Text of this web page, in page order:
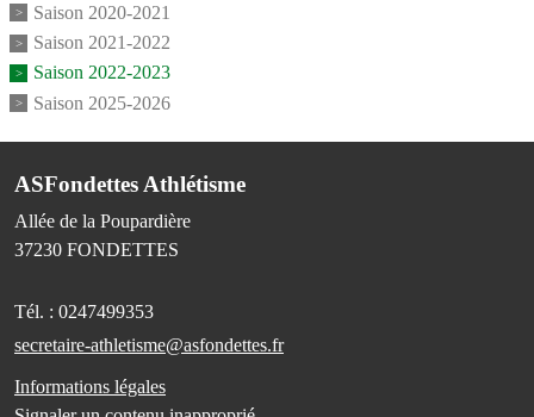
Saison 2020-2021
Saison 2021-2022
Saison 2022-2023
Saison 2025-2026
ASFondettes Athlétisme
Allée de la Poupardière
37230 FONDETTES
Tél. : 0247499353
secretaire-athletisme@asfondettes.fr
Informations légales